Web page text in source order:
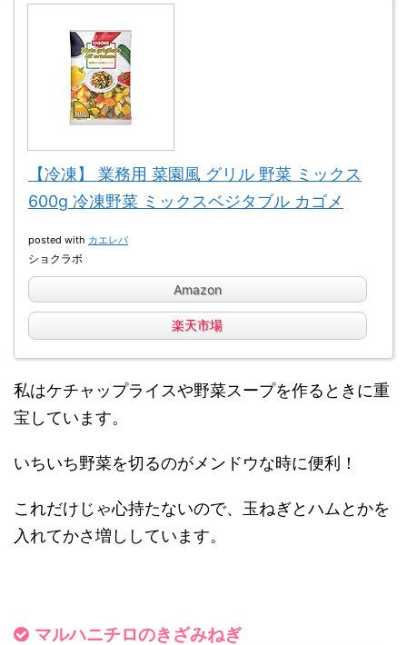
【冷凍】 業務用 菜園風 グリル 野菜 ミックス
600g 冷凍野菜 ミックスベジタブル カゴメ
posted with カエレバ
ショクラボ
Amazon
楽天市場
私はケチャップライスや野菜スープを作るときに重
宝しています。
いちいち野菜を切るのがメンドウな時に便利！
これだけじゃ心持たないので、玉ねぎとハムとかを
入れてかさ増ししています。
マルハニチロのきざみねぎ